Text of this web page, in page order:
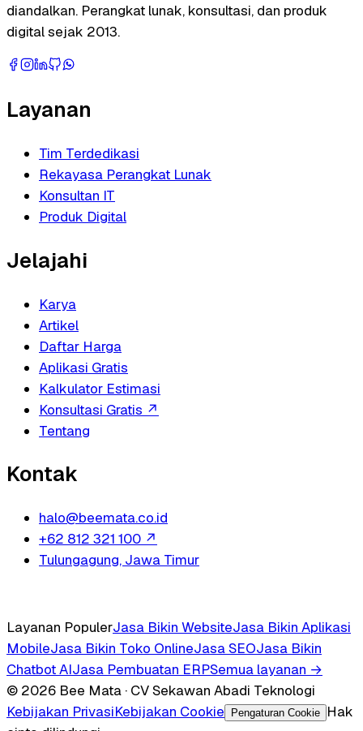
diandalkan. Perangkat lunak, konsultasi, dan produk
digital sejak 2013.
Layanan
Tim Terdedikasi
Rekayasa Perangkat Lunak
Konsultan IT
Produk Digital
Jelajahi
Karya
Artikel
Daftar Harga
Aplikasi Gratis
Kalkulator Estimasi
Konsultasi Gratis ↗
Tentang
Kontak
halo@beemata.co.id
+62 812 321 100 ↗
Tulungagung, Jawa Timur
Layanan PopulerJasa Bikin WebsiteJasa Bikin Aplikasi
MobileJasa Bikin Toko OnlineJasa SEOJasa Bikin
Chatbot AIJasa Pembuatan ERPSemua layanan →
© 2026 Bee Mata · CV Sekawan Abadi Teknologi
Kebijakan PrivasiKebijakan Cookie Pengaturan Cookie
Hak